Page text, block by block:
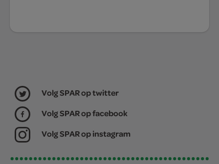
Volg SPAR op twitter
Volg SPAR op facebook
Volg SPAR op instagram